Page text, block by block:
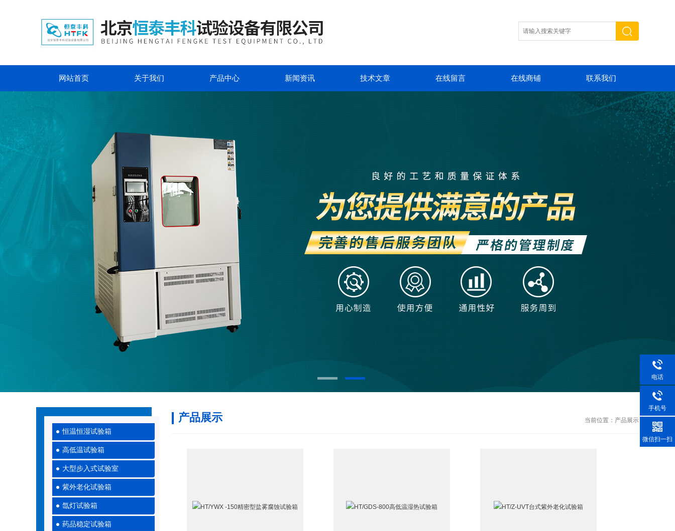
网站首页 关于我们 产品中心 新闻资讯 技术文章 在线留言 在线商铺 联系我们
恒温恒湿试验箱
高低温试验箱
大型步入式试验室
紫外老化试验箱
氙灯试验箱
药品稳定试验箱
当前位置： 产品展示
产品展示
电话
手机号
微信扫一扫